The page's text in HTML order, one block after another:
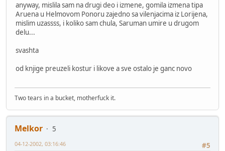
anyway, mislila sam na drugi deo i izmene, gomila izmena tipa
Aruena u Helmovom Ponoru zajedno sa vilenjacima iz Lorijena,
mislim uzassss, i koliko sam chula, Saruman umire u drugom
delu...
svashta
od knjige preuzeli kostur i likove a sve ostalo je ganc novo
Two tears in a bucket, motherfuck it.
Melkor
5
#5
04-12-2002, 03:16:46